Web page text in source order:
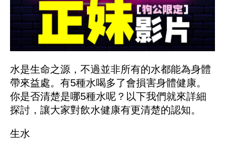
水是生命之源，不過並非所有的水都能為身體
帶來益處。有5種水喝多了會損害身體健康。
你是否清楚是哪5種水呢？以下我們就來詳細
探討，讓大家對飲水健康有更清楚的認知。
生水